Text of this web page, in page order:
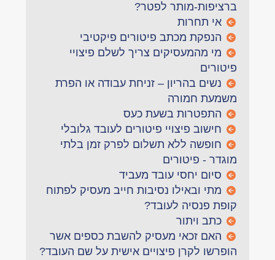
ברציפות-מותר לפטר?
אי תחרות
הנפקת מכתב פיטורים פיקטיבי
מי מהמעסיקים צריך לשלם פיצויי
פיטורים
נשים בהריון – זניחת עבודה או הפרת
משמעת חמורה
התפטרות בשעת כעס
חישוב פיצויי פיטורים לעובד גלובלי
חופשה ללא תשלום לפרק זמן בלתי
מוגדר - פיטורים
סיום יחסי עובד מעביד
מתי ובאילו נסיבות חייב מעסיק לפתוח
קופת פנסיה לעובד?
כתב ויתור
האם זכאי מעסיק להשבת כספים אשר
הופרשו לקרן פיצויים אישית על שם העובד?